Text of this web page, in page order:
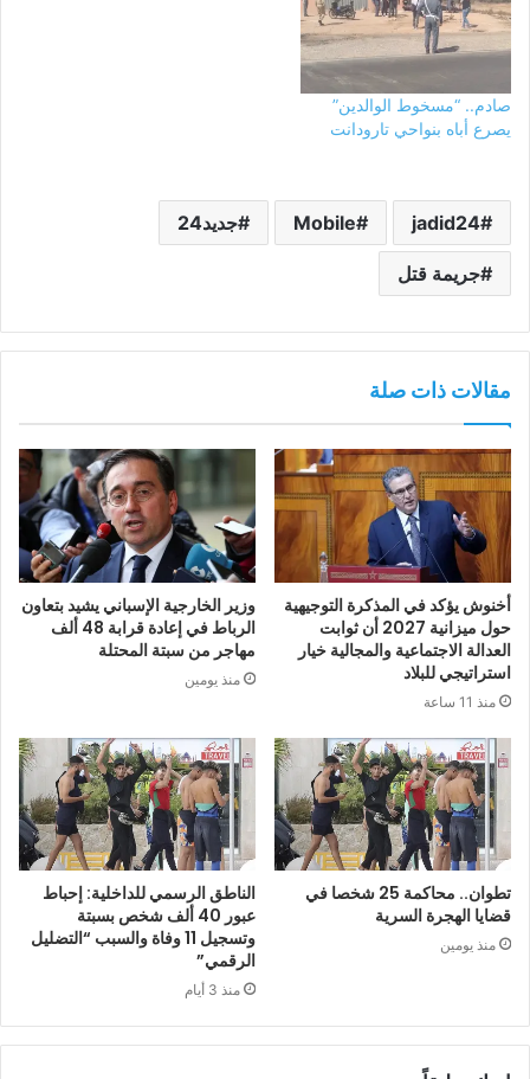
الملكي لبرقية بحث في حقهما
بعد ارتكاب احدهما لجريمة قتل
بجماعة القصيبة. وأفادت مصادر
الموقع، ان شخصا أربعينيا…
صادم.. “مسخوط الوالدين”
يصرع أباه بنواحي تارودانت
jadid24
Mobile جديد24
جريمة قتل
مقالات ذات صلة
أخنوش يؤكد في المذكرة التوجيهية
حول ميزانية 2027 أن ثوابت
العدالة الاجتماعية والمجالية خيار
استراتيجي للبلاد
منذ 11 ساعة
وزير الخارجية الإسباني يشيد بتعاون
الرباط في إعادة قرابة 48 ألف
مهاجر من سبتة المحتلة
منذ يومين
تطوان.. محاكمة 25 شخصا في
قضايا الهجرة السرية
منذ يومين
الناطق الرسمي للداخلية: إحباط
عبور 40 ألف شخص بسبتة
وتسجيل 11 وفاة والسبب “التضليل
الرقمي”
منذ 3 أيام